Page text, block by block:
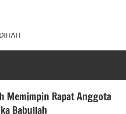
Memimpin Rapat Anggota
Babullah